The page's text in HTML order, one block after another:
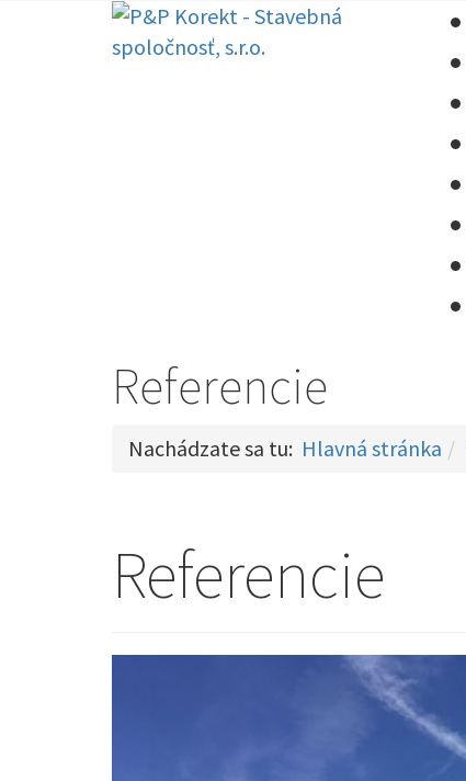
Referencie
Nachádzate sa tu: Hlavná stránka
Referencie